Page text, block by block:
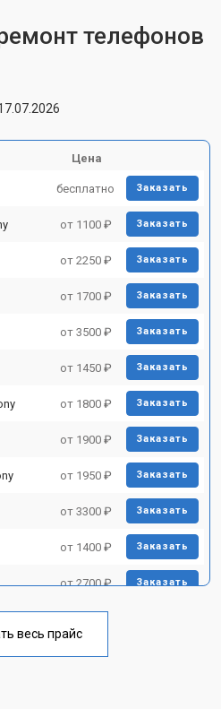
телефонов
Цена
бесплатно Заказать
от 1100 ₽ Заказать
от 2250 ₽ Заказать
от 1700 ₽ Заказать
от 3500 ₽ Заказать
от 1450 ₽ Заказать
от 1800 ₽ Заказать
от 1900 ₽ Заказать
от 1950 ₽ Заказать
от 3300 ₽ Заказать
от 1400 ₽ Заказать
от 2700 ₽ Заказать
от 1750 ₽
весь прайс